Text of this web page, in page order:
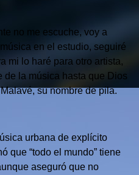
no me escuche, voy a
en el estudio, seguiré
mi lo haré para otro artista,
de la música hasta que Dios
su nombre de pila.
urbana de explícito
que “todo el mundo” tiene
aseguró que no